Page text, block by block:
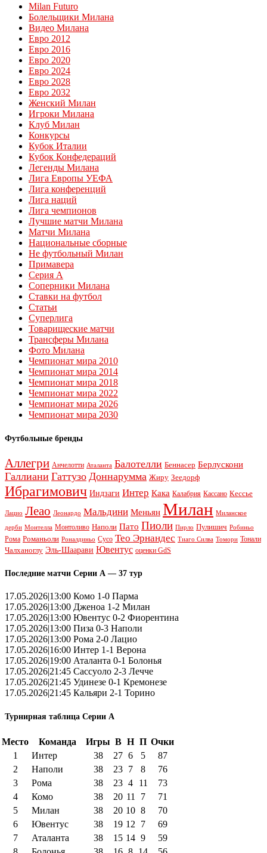
Milan Futuro
Болельщики Милана
Видео Милана
Евро 2012
Евро 2016
Евро 2020
Евро 2024
Евро 2028
Евро 2032
Женский Милан
Игроки Милана
Клуб Милан
Конкурсы
Кубок Италии
Кубок Конфедераций
Легенды Милана
Лига Европы УЕФА
Лига конференций
Лига наций
Лига чемпионов
Лучшие матчи Милана
Матчи Милана
Национальные сборные
Не футбольный Милан
Примавера
Серия А
Соперники Милана
Ставки на футбол
Статьи
Суперлига
Товарищеские матчи
Трансферы Милана
Фото Милана
Чемпионат мира 2010
Чемпионат мира 2014
Чемпионат мира 2018
Чемпионат мира 2022
Чемпионат мира 2026
Чемпионат мира 2030
Футбольные бренды
Аллегри Анчелотти Аталанта Балотелли Беннасер Берлускони
Галлиани Гаттузо Доннарумма Жиру Зеедорф
Ибрагимович Индзаги Интер Кака Калабрия Кассано Кессье
Лацио Леао Леонардо Мальдини Меньян Милан Миланское
дерби Монтелла Монтоливо Наполи Пато Пиоли Пирло Пулишич Робиньо
Рома Романьоли Роналдиньо Сусо Тео Эрнандес Тиаго Силва Томори Тонали
Чалханоглу Эль-Шаарави Ювентус оценки GdS
Последние матчи Серии А — 37 тур
17.05.2026|13:00 Комо 1-0 Парма
17.05.2026|13:00 Дженоа 1-2 Милан
17.05.2026|13:00 Ювентус 0-2 Фиорентина
17.05.2026|13:00 Пиза 0-3 Наполи
17.05.2026|13:00 Рома 2-0 Лацио
17.05.2026|16:00 Интер 1-1 Верона
17.05.2026|19:00 Аталанта 0-1 Болонья
17.05.2026|21:45 Сассуоло 2-3 Лечче
17.05.2026|21:45 Удинезе 0-1 Кремонезе
17.05.2026|21:45 Кальяри 2-1 Торино
Турнирная таблица Серии А
Место Команда Игры В Н П Очки
1
Интер 38 27 6 5
87
2
Наполи 38 23 7 8
76
3
Рома 38 23 4 11
73
4
Комо 38 20 11 7
71
5
Милан 38 20 10 8
70
6
Ювентус 38 19 12 7
69
7
Аталанта 38 15 14 9
59